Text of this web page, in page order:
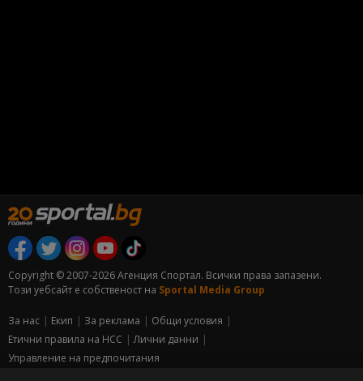
Copyright © 2007-2026 Агенция Спортал. Всички права запазени.
Този уебсайт е собственост на Sportal Media Group
За нас Екип За рекламa
Общи условия
Етични правила на НСС
Лични данни
Управление на предпочитания